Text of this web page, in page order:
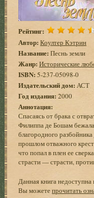
Рейтинг:
Автор: Коултер Кэтрин
Название: Песнь земли
Жанр: Исторические
ISBN: 5-237-05098-0
Издательский дом: АСТ
Год издания: 2000
Аннотация:
Спасаясь от брака с
Филиппа де Бошам
благородного
прошлом отважного
что попал в плен ее
страсти — страсти,
Данная книга недоступна
Вы можетепрочитать